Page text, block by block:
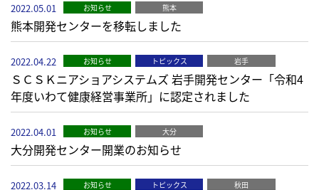
2022.05.01 お知らせ 熊本
熊本開発センターを移転しました
2022.04.22 お知らせ トピックス 岩手
ＳＣＳＫニアショアシステムズ 岩手開発センター「令和4
年度いわて健康経営事業所」に認定されました
2022.04.01 お知らせ 大分
大分開発センター開業のお知らせ
2022.03.14 お知らせ トピックス 秋田